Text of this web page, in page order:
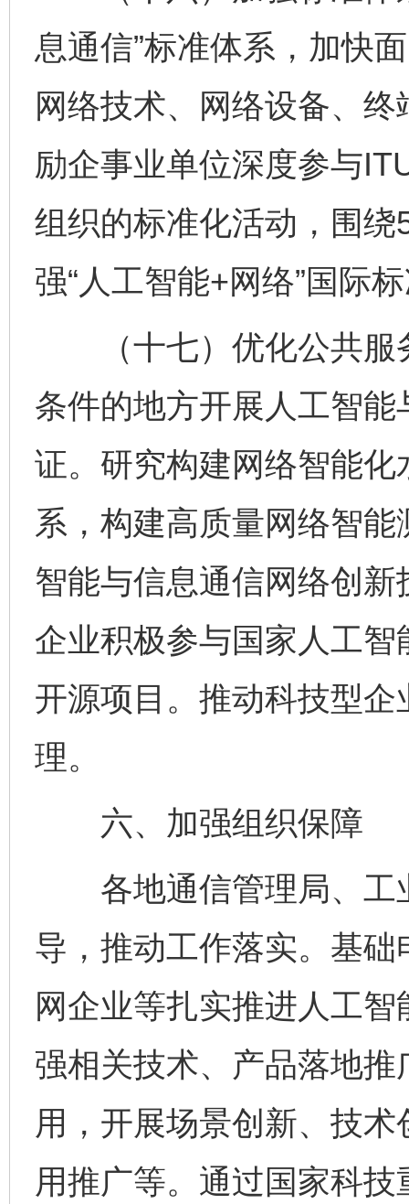
息通信”标准体系，加快
网络技术、网络设备、
励企事业单位深度参与
组织的标准化活动，围
强“人工智能+网络”国际
（十七）优化公共服
条件的地方开展人工智
证。研究构建网络智能
系，构建高质量网络智
智能与信息通信网络创
企业积极参与国家人工
开源项目。推动科技型企
理。
六、加强组织保障
各地通信管理局、工
导，推动工作落实。基
网企业等扎实推进人工
强相关技术、产品落地
用，开展场景创新、技
用推广等。通过国家科
完善运行机制助力责任有效落实 一纸欠